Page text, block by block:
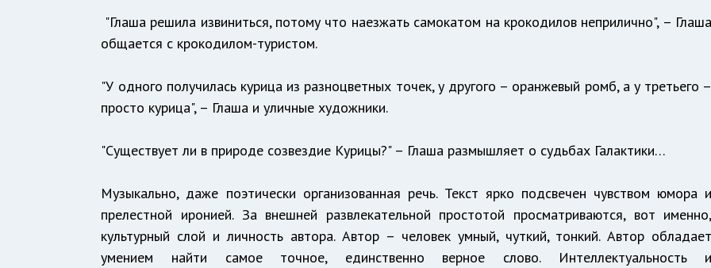
"Глаша решила извиниться, потому что наезжать самокатом на крокодилов неприлично", – Глаша
общается с крокодилом-туристом.
"У одного получилась курица из разноцветных точек, у другого – оранжевый ромб, а у третьего –
просто курица", – Глаша и уличные художники.
"Существует ли в природе созвездие Курицы?" – Глаша размышляет о судьбах Галактики…
Музыкально, даже поэтически организованная речь. Текст ярко подсвечен чувством юмора и
прелестной иронией. За внешней развлекательной простотой просматриваются, вот именно,
культурный слой и личность автора. Автор – человек умный, чуткий, тонкий. Автор обладает
умением найти самое точное, единственно верное слово. Интеллектуальность и